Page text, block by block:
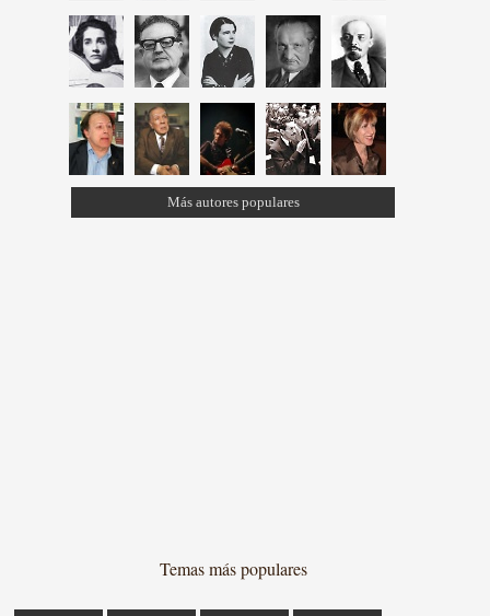
Más autores populares
Temas más populares